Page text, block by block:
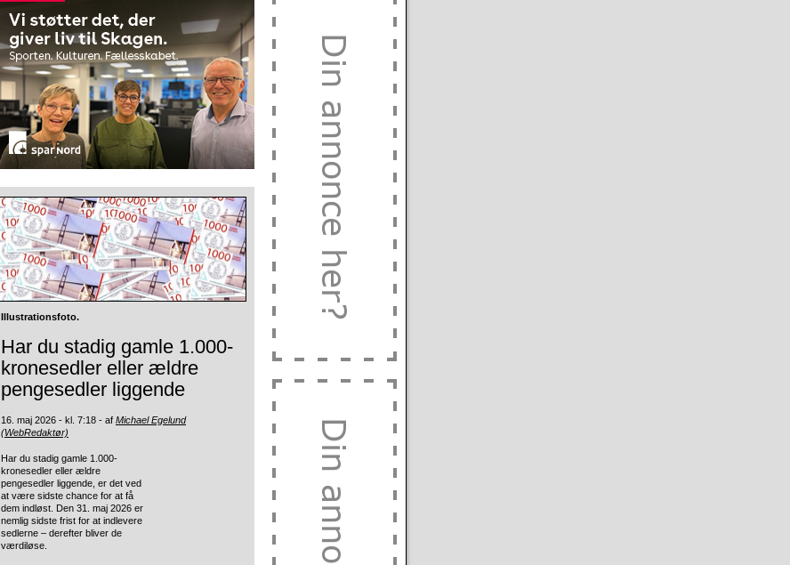
Illustrationsfoto.
Har du stadig gamle 1.000-
kronesedler eller ældre
pengesedler liggende
16. maj 2026 - kl. 7:18 - af Michael Egelund
(WebRedaktør)
Har du stadig gamle 1.000-
kronesedler eller ældre
pengesedler liggende, er det ved
at være sidste chance for at få
dem indløst. Den 31. maj 2026 er
nemlig sidste frist for at indlevere
sedlerne – derefter bliver de
værdiløse.